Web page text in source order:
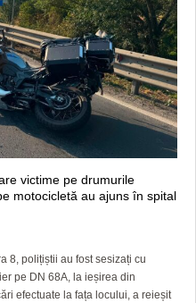
victime pe drumurile
motocicletă au ajuns în spital
8, polițiștii au fost sesizați cu
pe DN 68A, la ieșirea din
efectuate la fața locului, a reieșit